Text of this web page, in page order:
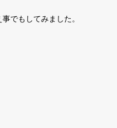
でもしてみました。